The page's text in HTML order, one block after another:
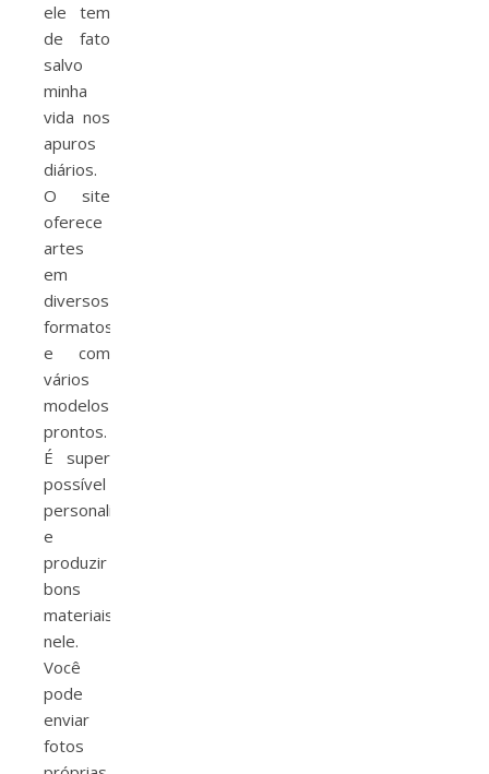
ele tem
de fato
salvo
minha
vida nos
apuros
diários.
O site
oferece
artes
em
diversos
formatos
e com
vários
modelos
prontos.
É super
possível
personalizar
e
produzir
bons
materiais
nele.
Você
pode
enviar
fotos